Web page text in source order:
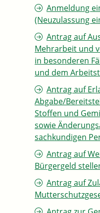
Anmeldung
(Neuzulassung
Antrag auf
Mehrarbeit und
in besonderen
und dem
Antrag auf
Abgabe/
Stoffen und
sowie
sachkundigen
Antrag auf
Bürgergeld
Antrag auf